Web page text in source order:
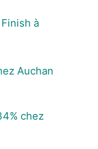
à
Auchan
chez